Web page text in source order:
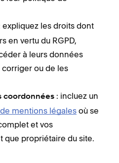
expliquez les droits dont
en vertu du RGPD,
à leurs données
ou de les
coordonnées : incluez un
mentions légales où se
et vos
que propriétaire du site.